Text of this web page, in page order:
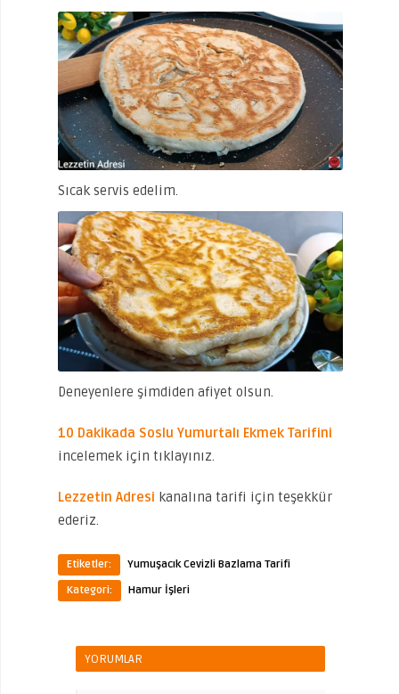
Sıcak servis edelim.
Deneyenlere şimdiden afiyet olsun.
10 Dakikada Soslu Yumurtalı Ekmek Tarifini
incelemek için tıklayınız.
Lezzetin Adresi kanalına tarifi için teşekkür
ederiz.
Etiketler:
Yumuşacık Cevizli Bazlama Tarifi
Kategori:
Hamur İşleri
YORUMLAR